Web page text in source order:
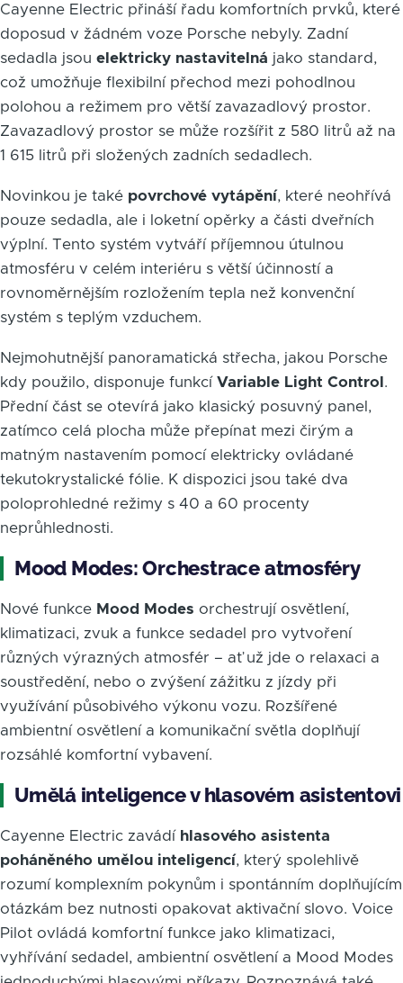
Cayenne Electric přináší řadu komfortních prvků, které
doposud v žádném voze Porsche nebyly. Zadní
sedadla jsou elektricky nastavitelná jako standard,
což umožňuje flexibilní přechod mezi pohodlnou
polohou a režimem pro větší zavazadlový prostor.
Zavazadlový prostor se může rozšířit z 580 litrů až na
1 615 litrů při složených zadních sedadlech.
Novinkou je také povrchové vytápění, které neohřívá
pouze sedadla, ale i loketní opěrky a části dveřních
výplní. Tento systém vytváří příjemnou útulnou
atmosféru v celém interiéru s větší účinností a
rovnoměrnějším rozložením tepla než konvenční
systém s teplým vzduchem.
Nejmohutnější panoramatická střecha, jakou Porsche
kdy použilo, disponuje funkcí Variable Light Control .
Přední část se otevírá jako klasický posuvný panel,
zatímco celá plocha může přepínat mezi čirým a
matným nastavením pomocí elektricky ovládané
tekutokrystalické fólie. K dispozici jsou také dva
poloprohledné režimy s 40 a 60 procenty
neprůhlednosti.
Mood Modes: Orchestrace atmosféry
Nové funkce Mood Modes orchestrují osvětlení,
klimatizaci, zvuk a funkce sedadel pro vytvoření
různých výrazných atmosfér – ať už jde o relaxaci a
soustředění, nebo o zvýšení zážitku z jízdy při
využívání působivého výkonu vozu. Rozšířené
ambientní osvětlení a komunikační světla doplňují
rozsáhlé komfortní vybavení.
Umělá inteligence v hlasovém asistentovi
Cayenne Electric zavádí hlasového asistenta
poháněného umělou inteligencí, který spolehlivě
rozumí komplexním pokynům i spontánním doplňujícím
otázkám bez nutnosti opakovat aktivační slovo. Voice
Pilot ovládá komfortní funkce jako klimatizaci,
vyhřívání sedadel, ambientní osvětlení a Mood Modes